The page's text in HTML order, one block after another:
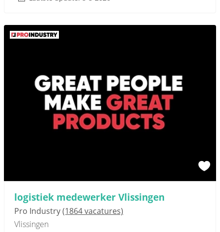
logistiek medewerker Vlissingen
Pro Industry(1864 vacatures)
Vlissingen